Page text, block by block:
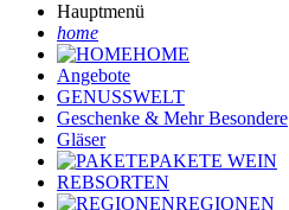
Hauptmenü
home
HOME
Angebote
GENUSSWELT
Geschenke & MehrBesondere
Gläser
PAKETE WEIN
REBSORTEN
REGIONEN